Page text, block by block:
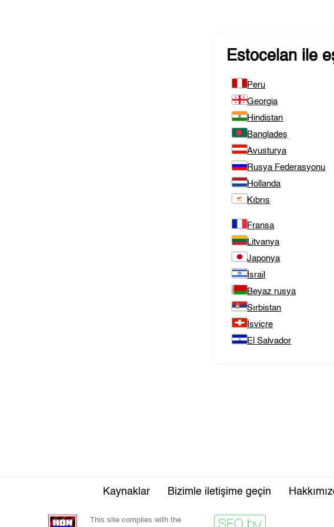
Estocelan ile
Peru
Georgia
Hindistan
Bangladeş
Avusturya
Rusya Federasyonu
Hollanda
Kıbrıs
Fransa
Litvanya
Japonya
İsrail
Beyaz rusya
Sırbistan
İsviçre
El Salvador
Kaynaklar Bizimle iletişime geçin
This site complies with the